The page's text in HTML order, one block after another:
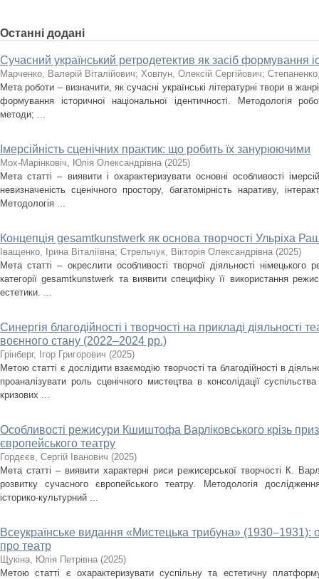
Останні додані
Сучасний український ретродетектив як засіб формування
Марченко, Валерій Віталійович; Ховпун, Олексій Сергійович;
Мета роботи – визначити, як сучасні українські літературні твори в
формування історичної національної ідентичності. Методологія
методи; ...
Імерсійність сценічних практик: що робить їх занурюючими
Мох-Марінковіч, Юлія Олександрівна (2025)
Мета статті – виявити і охарактеризувати основні особливості
невизначеність сценічного простору, багатомірність наративу,
Методологія ...
Концепція gesamtkunstwerk як основа творчості Ульріха
Іващенко, Ірина Віталіївна; Стрельчук, Вікторія Олександрівна (2025)
Мета статті – окреслити особливості творчої діяльності
категорії gesamtkunstwerk та виявити специфіку її використання
естетики. ...
Синергія благодійності і творчості на прикладі діяльності
воєнного стану (2022–2024 рр.)
Грінберг, Ігор Григорович (2025)
Метою статті є дослідити взаємодію творчості та благодійності в
проаналізувати роль сценічного мистецтва в консолідації
кризових ...
Особливості режисури Кшиштофа Варліковського крізь
європейського театру
Гордєєв, Сергій Іванович (2025)
Мета статті – виявити характерні риси режисерської творчості К.
розвитку сучасного європейського театру. Методологія
історико-культурний ...
Всеукраїнське видання «Мистецька трибуна» (1930–1931):
про театр
Щукіна, Юлія Петрівна (2025)
Метою статті є охарактеризувати суспільну та естетичну